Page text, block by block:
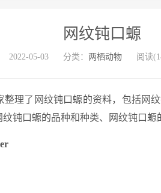
网纹钝口螈
2022-05-03 分类： 两栖动物 阅读
理了网纹钝口螈的资料，包括网
钝口螈的品种和种类、网纹钝口螈